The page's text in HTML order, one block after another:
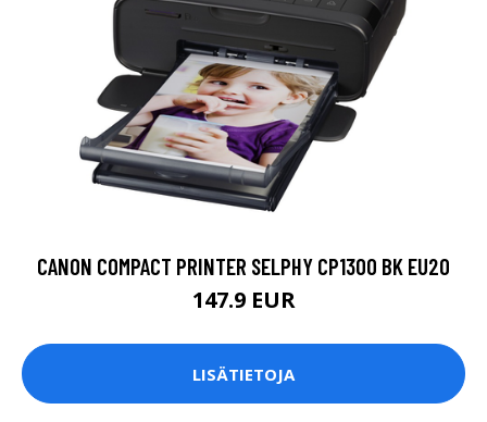
CANON COMPACT PRINTER SELPHY CP1300 BK EU20
147.9 EUR
LISÄTIETOJA